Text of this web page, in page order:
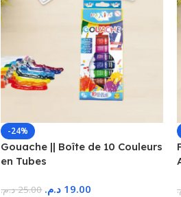
-24%
Gouache || Boîte de 10 Couleurs
en Tubes
25.00 د.م. 19.00 د.م.